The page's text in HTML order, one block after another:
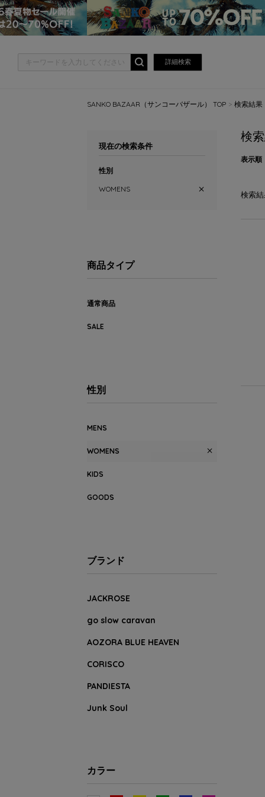
詳細検索
SANKO BAZAAR（サンコーバザール） TOP 検索結果
検
表示順
検索
現在の検索条件
性別
WOMENS
商品タイプ
通常商品
SALE
性別
MENS
WOMENS
KIDS
GOODS
ブランド
JACKROSE
go slow caravan
AOZORA BLUE HEAVEN
CORISCO
PANDIESTA
Junk Soul
カラー